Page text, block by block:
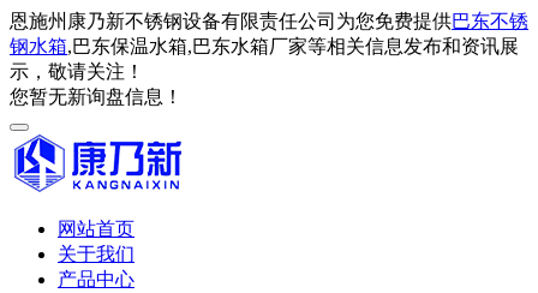
恩施州康乃新不锈钢设备有限责任公司为您免费提供巴东不锈
钢水箱,巴东保温水箱,巴东水箱厂家等相关信息发布和资讯展
示，敬请关注！
您暂无新询盘信息！
网站首页
关于我们
产品中心